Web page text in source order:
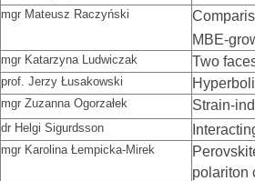
mgr Mateusz Raczyński
MBE-
mgr Katarzyna Ludwiczak Two
prof. Jerzy Łusakowski
mgr Zuzanna Ogorzałek Strain-
dr Helgi Sigurdsson
mgr Karolina Łempicka-Mirek
polariton